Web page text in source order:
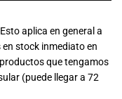
aplica en general a
stock inmediato en
que tengamos
(puede llegar a 72